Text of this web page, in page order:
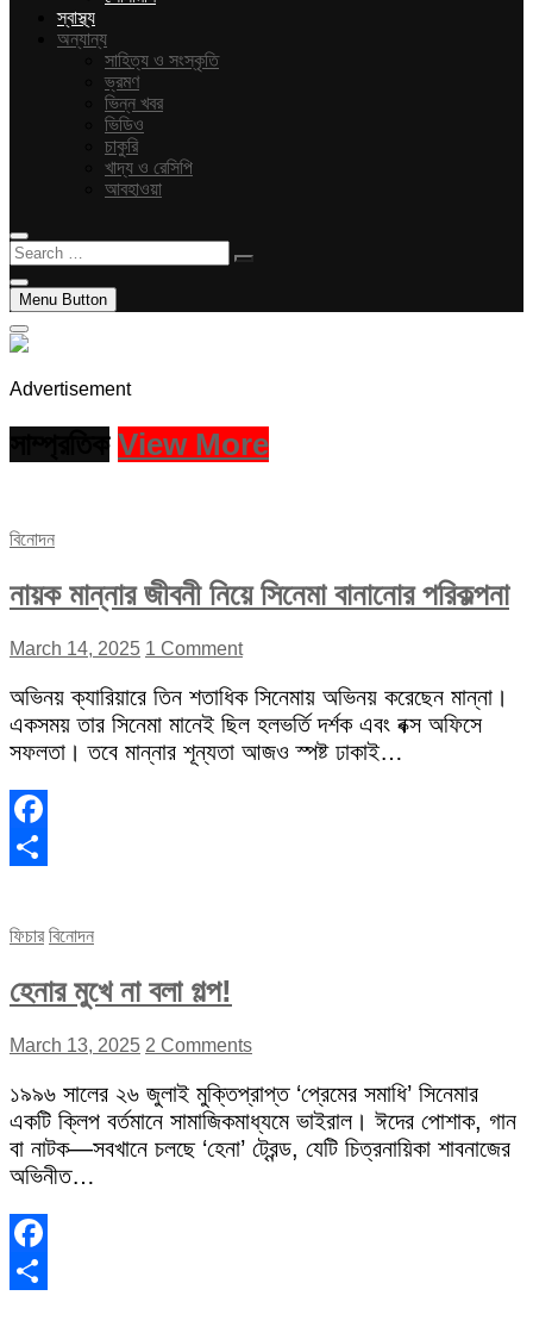
স্বাস্থ্য
অন্যান্য
সাহিত্য ও সংস্কৃতি
ভ্রমণ
ভিন্ন খবর
ভিডিও
চাকুরি
খাদ্য ও রেসিপি
আবহাওয়া
Search
…
Menu Button
Advertisement
View More
বিনোদন
নায়ক মান্নার জীবনী নিয়ে সিনেমা বানানোর পরিকল্পনা
March 14, 2025 1 Comment
অভিনয় ক্যারিয়ারে তিন শতাধিক সিনেমায় অভিনয় করেছেন মান্না।
একসময় তার সিনেমা মানেই ছিল হলভর্তি দর্শক এবং বক্স অফিসে
সফলতা। তবে মান্নার শূন্যতা আজও স্পষ্ট ঢাকাই…
Facebook
ফিচার বিনোদন
হেনার মুখে না বলা গল্প!
March 13, 2025 2 Comments
১৯৯৬ সালের ২৬ জুলাই মুক্তিপ্রাপ্ত ‘প্রেমের সমাধি’ সিনেমার
একটি ক্লিপ বর্তমানে সামাজিকমাধ্যমে ভাইরাল। ঈদের পোশাক, গান
বা নাটক—সবখানে চলছে ‘হেনা’ ট্রেন্ড, যেটি চিত্রনায়িকা শাবনাজের
অভিনীত…
Facebook